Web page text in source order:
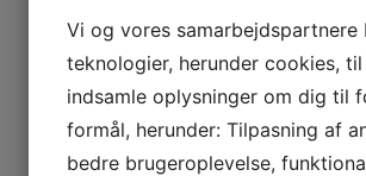
PROFESSIONEL
FALSTER SIKRER ET RENT OG SUNDT
ARBEJDSMILJØ
Vi og vores samarbejdspartnere
teknologier, herunder cookies,
indsamle oplysninger om dig til
formål, herunder: Tilpasning af
bedre brugeroplevelse,